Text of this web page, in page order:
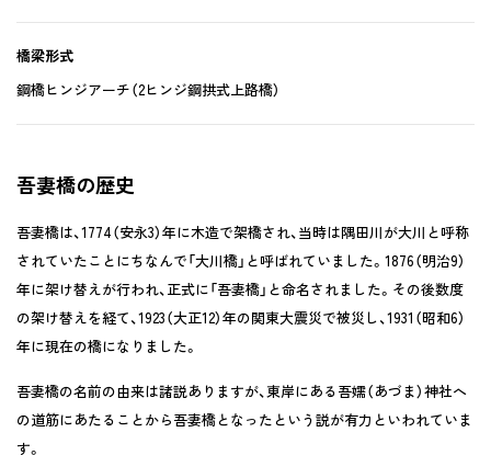
橋梁形式
鋼橋ヒンジアーチ（2ヒンジ鋼拱式上路橋）
吾妻橋の歴史
吾妻橋は、1774（安永3）年に木造で架橋され、当時は隅田川が大川と呼称
されていたことにちなんで「大川橋」と呼ばれていました。1876（明治9）
年に架け替えが行われ、正式に「吾妻橋」と命名されました。その後数度
の架け替えを経て、1923（大正12）年の関東大震災で被災し、1931（昭和6）
年に現在の橋になりました。
吾妻橋の名前の由来は諸説ありますが、東岸にある吾嬬（あづま）神社へ
の道筋にあたることから吾妻橋となったという説が有力といわれていま
す。